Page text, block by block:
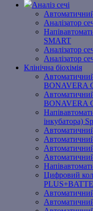
Аналіз сечі
Аналізатор
SMART
Аналізатор
Аналізатор
Клінічна біохімія
BONAVERA
BONAVERA
інкубатора)
Цифровий